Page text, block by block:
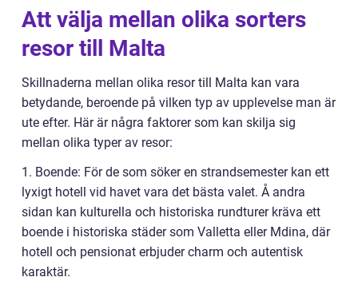
Att välja mellan olika sorters
resor till Malta
Skillnaderna mellan olika resor till Malta kan vara
betydande, beroende på vilken typ av upplevelse man är
ute efter. Här är några faktorer som kan skilja sig
mellan olika typer av resor:
1. Boende: För de som söker en strandsemester kan ett
lyxigt hotell vid havet vara det bästa valet. Å andra
sidan kan kulturella och historiska rundturer kräva ett
boende i historiska städer som Valletta eller Mdina, där
hotell och pensionat erbjuder charm och autentisk
karaktär.